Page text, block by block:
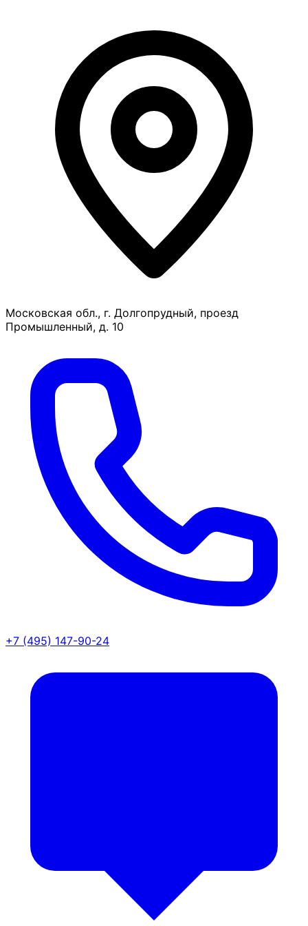
Московская обл., г. Долгопрудный, проезд
Промышленный, д. 10
+7 (495) 147-90-24